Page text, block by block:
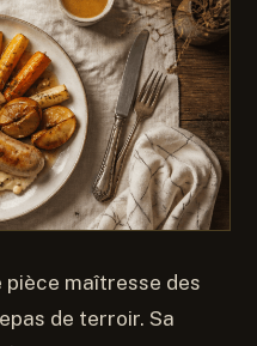
pièce maîtresse des
de terroir. Sa